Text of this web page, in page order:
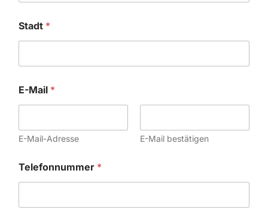
Stadt *
E-Mail *
E-Mail-Adresse E-Mail bestätigen
Telefonnummer *